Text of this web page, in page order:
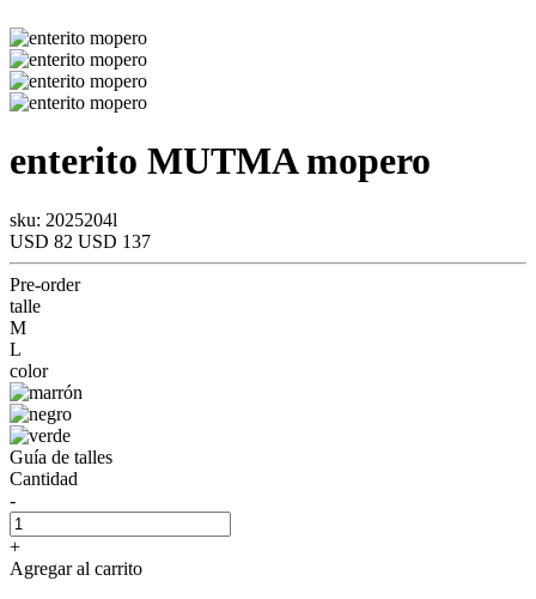
enterito MUTMAmopero
sku: 2025204l
USD 82 USD 137
Pre-order
talle
M
L
color
Guía de talles
Cantidad
-
+
Agregar al carrito